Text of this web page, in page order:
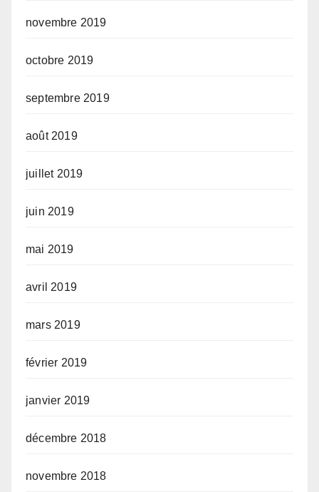
novembre 2019
octobre 2019
septembre 2019
août 2019
juillet 2019
juin 2019
mai 2019
avril 2019
mars 2019
février 2019
janvier 2019
décembre 2018
novembre 2018